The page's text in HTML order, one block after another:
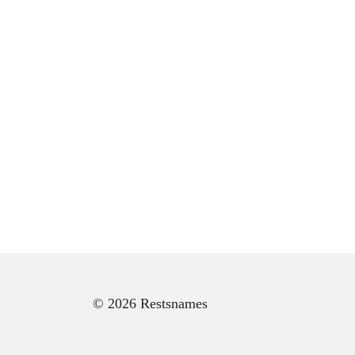
© 2026 Restsnames